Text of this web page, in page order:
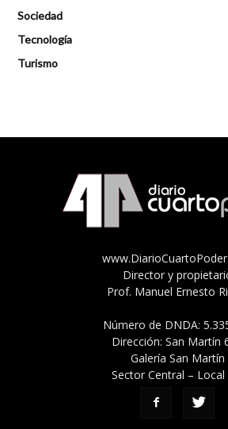
Sociedad
Tecnología
Turismo
Director y
Prof. Manuel Ernesto
Número de DNDA:
Dirección: San Martín
Galería San Martín
Sector Central – Local